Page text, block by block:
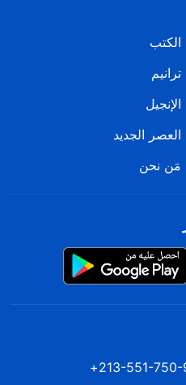
الكتب
ترانيم
الإنجيل
العصر الجديد
مَن نحن